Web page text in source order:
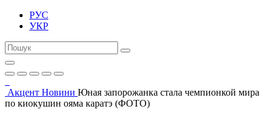
РУС
УКР
Акцент Новини Юная запорожанка стала чемпионкой мира
по киокушин ояма каратэ (ФОТО)